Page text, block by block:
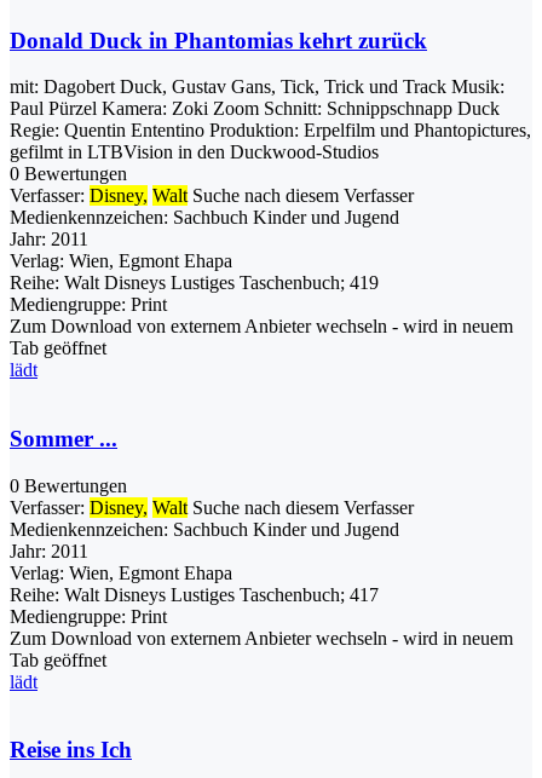
Donald Duck in Phantomias kehrt zurück
mit: Dagobert Duck, Gustav Gans, Tick, Trick und Track Musik:
Paul Pürzel Kamera: Zoki Zoom Schnitt: Schnippschnapp Duck
Regie: Quentin Ententino Produktion: Erpelfilm und Phantopictures,
gefilmt in LTBVision in den Duckwood-Studios
0 Bewertungen
Verfasser: Disney, Walt Suche nach diesem Verfasser
Medienkennzeichen: Sachbuch Kinder und Jugend
Jahr: 2011
Verlag: Wien, Egmont Ehapa
Reihe: Walt Disneys Lustiges Taschenbuch; 419
Mediengruppe: Print
Zum Download von externem Anbieter wechseln - wird in neuem
Tab geöffnet
lädt
Sommer ...
0 Bewertungen
Verfasser: Disney, Walt Suche nach diesem Verfasser
Medienkennzeichen: Sachbuch Kinder und Jugend
Jahr: 2011
Verlag: Wien, Egmont Ehapa
Reihe: Walt Disneys Lustiges Taschenbuch; 417
Mediengruppe: Print
Zum Download von externem Anbieter wechseln - wird in neuem
Tab geöffnet
lädt
Reise ins Ich